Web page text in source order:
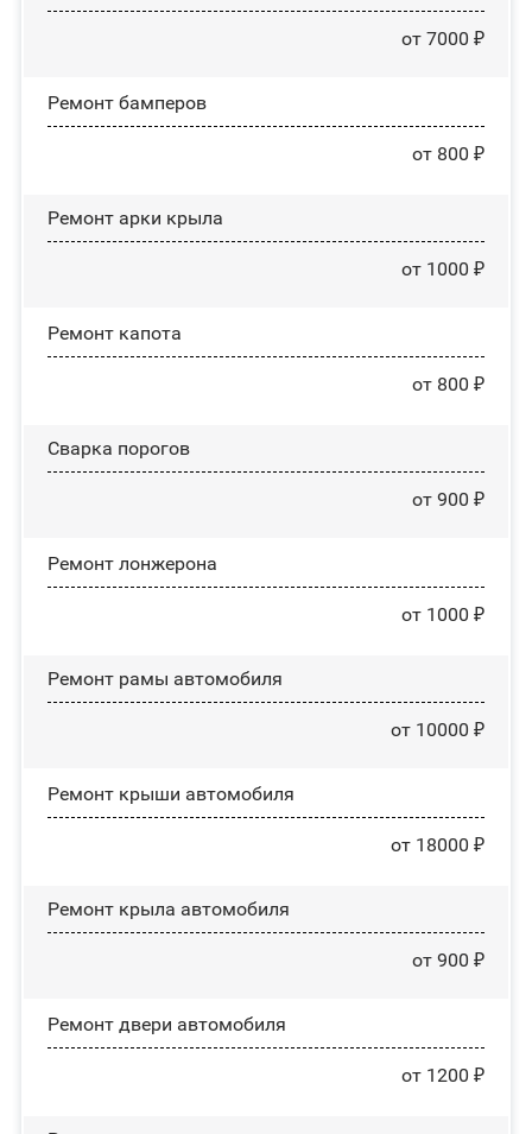
от 7000 ₽
Ремонт бамперов
от 800 ₽
Ремонт арки крыла
от 1000 ₽
Ремонт капота
от 800 ₽
Сварка порогов
от 900 ₽
Ремонт лонжерона
от 1000 ₽
Ремонт рамы автомобиля
от 10000 ₽
Ремонт крыши автомобиля
от 18000 ₽
Ремонт крыла автомобиля
от 900 ₽
Ремонт двери автомобиля
от 1200 ₽